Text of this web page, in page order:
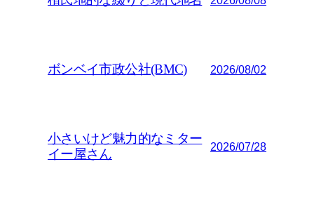
ボンベイ市政公社(BMC) 2026/08/02
小さいけど魅力的なミター
イー屋さん
2026/07/28